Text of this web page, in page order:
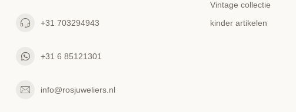
+31 703294943
+31 6 85121301
info@rosjuweliers.nl
Vintage collectie
kinder artikelen